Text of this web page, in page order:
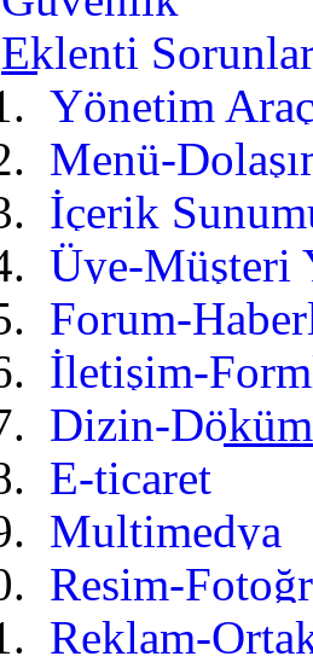
Eklenti
Yönetim
Menü-
İçerik
Üye-Müşteri
Forum-
İletişim-
Dizin-
E-ticaret
Multimedya
Resim-
Reklam-